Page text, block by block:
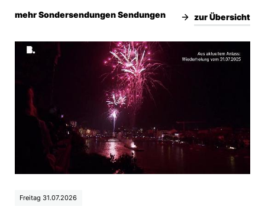
mehr Sondersendungen Sendungen zur Übersicht
Freitag 31.07.2026